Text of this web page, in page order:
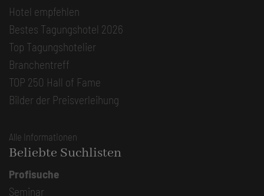
Hotel empfehlen
Bestes Tagungshotel 2026
Top Tagungshotelier
Branchentreff
TOP 250 Hall of Fame
Bilder der Preisverleihung
Alle Informationen
Beliebte Suchlisten
Profisuche
Seminar